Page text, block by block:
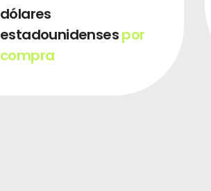
dólares
estadounidensespor
compra